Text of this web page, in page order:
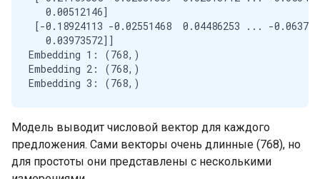
   0.00512146]
[-0.18924113 -0.02551468  0.04486253 ... -
   0.03973572]]
Embedding 1: (768,)
Embedding 2: (768,)
Модель выводит числовой вектор для каждого
предложения. Сами векторы очень длинные (768), но
для простоты они представлены с несколькими